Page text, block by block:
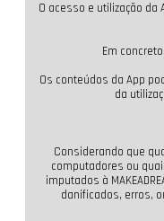
O acesso e utilização da
Em
Os conteúdos da App
da
Considerando que
computadores ou
imputados à
danificados, erros,